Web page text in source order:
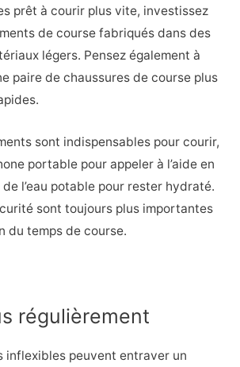
prêt à courir plus vite, investissez
de course fabriqués dans des
légers. Pensez également à
paire de chaussures de course plus
sont indispensables pour courir,
portable pour appeler à l’aide en
l’eau potable pour rester hydraté.
sont toujours plus importantes
du temps de course.
régulièrement
inflexibles peuvent entraver un